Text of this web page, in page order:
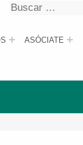
ASÓCIATE
Buscar